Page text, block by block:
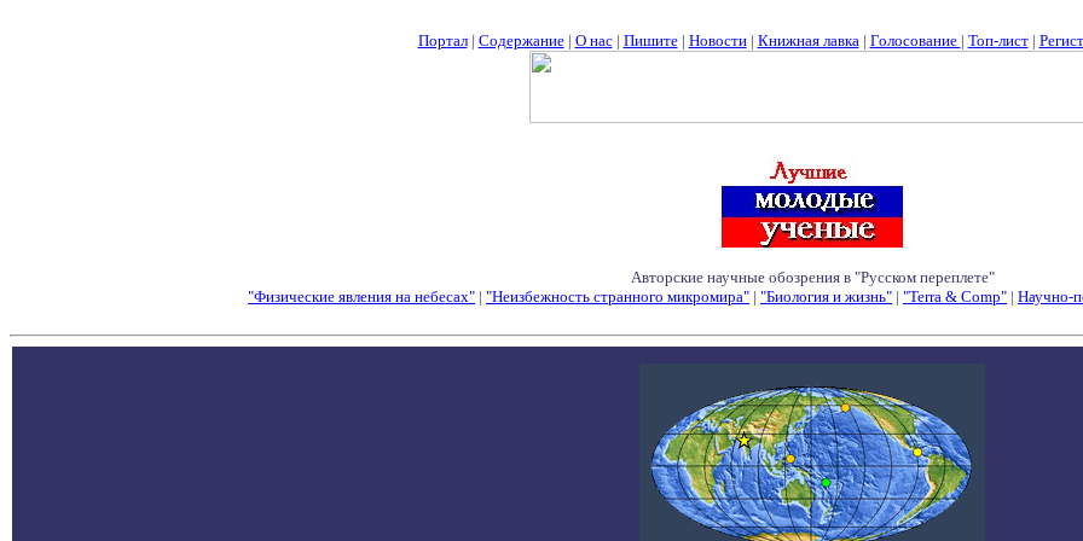
Портал| Содержание| О нас| Пишите| Новости| Книжная лавка| Голосование | Топ-лист|
Авторские научные обозрения в "Русском переплете"
"Физические явления на небесах" | "Неизбежность странного микромира" | "Биология и жизнь" | "Terra & Comp" | Научно-